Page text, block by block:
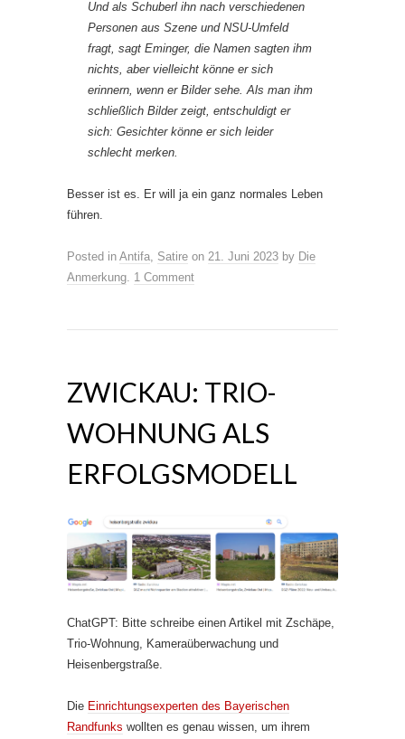
Und als Schuberl ihn nach verschiedenen
Personen aus Szene und NSU-Umfeld
fragt, sagt Eminger, die Namen sagten ihm
nichts, aber vielleicht könne er sich
erinnern, wenn er Bilder sehe. Als man ihm
schließlich Bilder zeigt, entschuldigt er
sich: Gesichter könne er sich leider
schlecht merken.
Besser ist es. Er will ja ein ganz normales Leben
führen.
Posted in Antifa Satire on 21. Juni 2023 by Die
Anmerkung 1 Comment
ZWICKAU: TRIO-
WOHNUNG ALS
ERFOLGSMODELL
ChatGPT: Bitte schreibe einen Artikel mit Zschäpe,
Trio-Wohnung, Kameraüberwachung und
Heisenbergstraße.
Die Einrichtungsexperten des Bayerischen
Randfunks wollten es genau wissen, um ihrem